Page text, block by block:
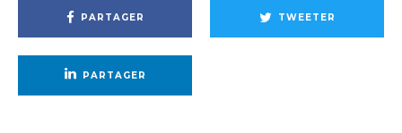
PARTAGER TWEETER
PARTAGER